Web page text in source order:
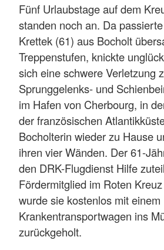
Fünf Urlaubstage auf dem
standen noch an. Da
Krettek (61) aus Bocholt
Treppenstufen, knickte
sich eine schwere Verletzung
Sprunggelenks- und
im Hafen von Cherbourg, in
der französischen
Bocholterin wieder zu Hause
ihren vier Wänden. Der 61-
den DRK-Flugdienst Hilfe
Fördermitglied im Roten
wurde sie kostenlos mit einem
Krankentransportwagen ins
zurückgeholt.